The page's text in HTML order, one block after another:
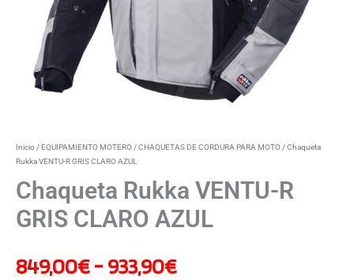
Inicio /EQUIPAMIENTO MOTERO /CHAQUETAS DE CORDURA PARA MOTO / Chaqueta
Rukka VENTU-R GRIS CLARO AZUL
Chaqueta Rukka VENTU-R
GRIS CLARO AZUL
849,00€ -933,90€
933,90€